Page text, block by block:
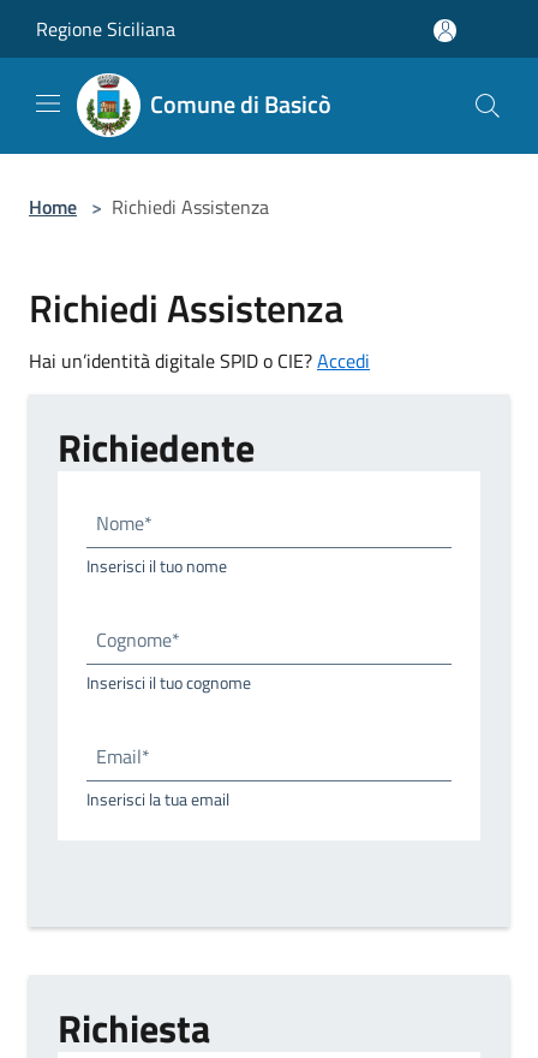
Regione Siciliana
Comune di Basicò
Home > Richiedi Assistenza
Richiedi Assistenza
Hai un’identità digitale SPID o CIE?Accedi
Richiedente
Nome*
Inserisci il tuo nome
Cognome*
Inserisci il tuo cognome
Email*
Inserisci la tua email
Richiesta